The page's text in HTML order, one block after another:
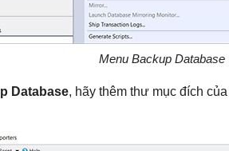
Menu Backup Database
Database, hãy thêm thư mục đích